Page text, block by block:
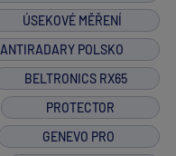
ÚSEKOVÉ MĚŘENÍ
ANTIRADARY POLSKO
BELTRONICS RX65
PROTECTOR
GENEVO PRO